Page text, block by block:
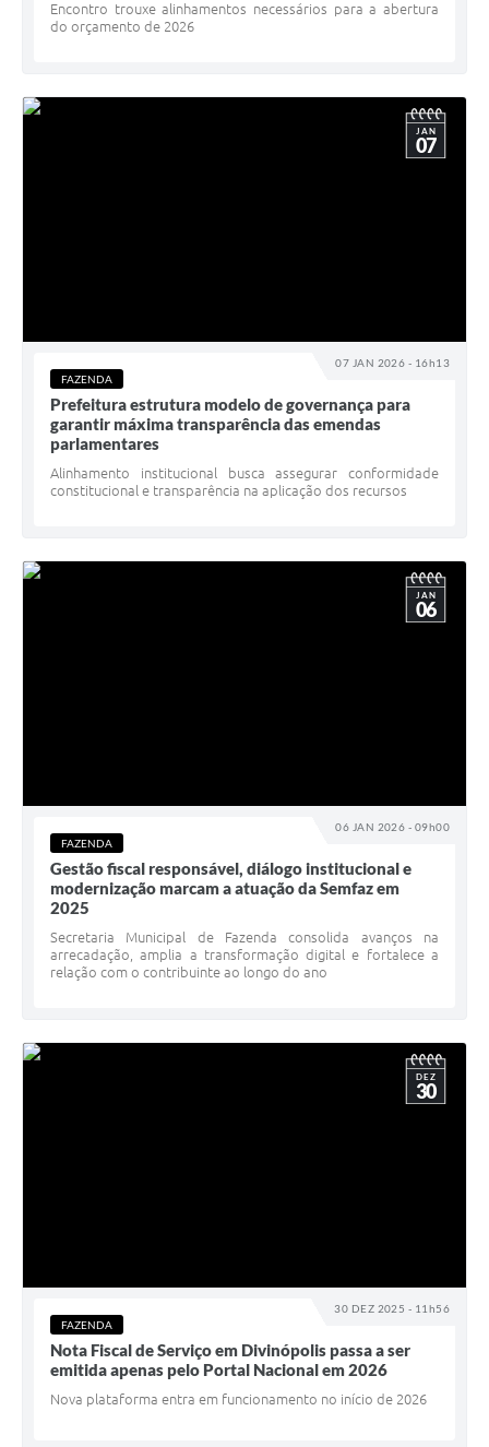
Encontro trouxe alinhamentos necessários para a abertura
do orçamento de 2026
07 JAN 2026 - 16h13
JAN
07
FAZENDA
Prefeitura estrutura modelo de governança para
garantir máxima transparência das emendas
parlamentares
Alinhamento institucional busca assegurar conformidade
constitucional e transparência na aplicação dos recursos
06 JAN 2026 - 09h00
JAN
06
FAZENDA
Gestão fiscal responsável, diálogo institucional e
modernização marcam a atuação da Semfaz em
2025
Secretaria Municipal de Fazenda consolida avanços na
arrecadação, amplia a transformação digital e fortalece a
relação com o contribuinte ao longo do ano
30 DEZ 2025 - 11h56
DEZ
30
FAZENDA
Nota Fiscal de Serviço em Divinópolis passa a ser
emitida apenas pelo Portal Nacional em 2026
Nova plataforma entra em funcionamento no início de 2026